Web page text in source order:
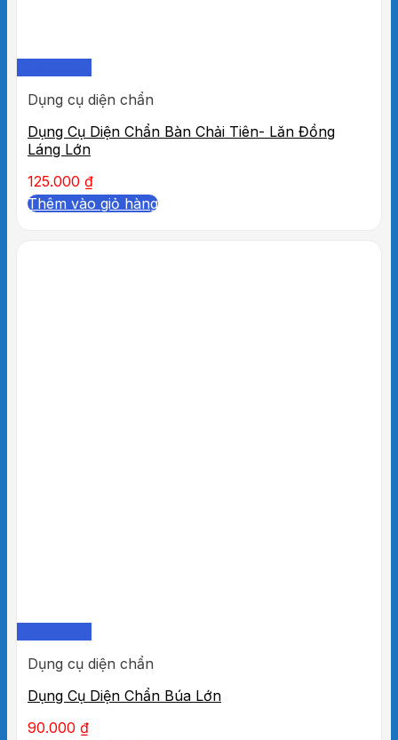
Dụng cụ diện chẩn
Dụng Cụ Diện Chẩn Bàn Chải Tiên- Lăn Đồng
Láng Lớn
125.000 ₫
Thêm vào giỏ hàng
Dụng cụ diện chẩn
Dụng Cụ Diện Chẩn Búa Lớn
90.000 ₫